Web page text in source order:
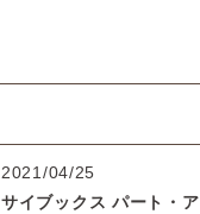
2021/04/25
サイブックス パート・ア